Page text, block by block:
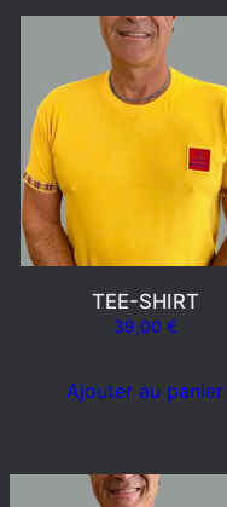
TEE-SHIRT
39,00 €
Ajouter au panier